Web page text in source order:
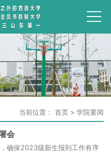
当前位置： 首页 > 学院要闻
会
确保2023级新生报到工作有序